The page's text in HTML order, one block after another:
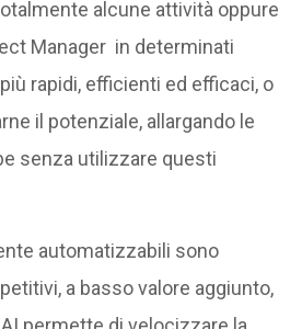
alcune attività oppure
Manager in determinati
rapidi, efficienti ed efficaci, o
il potenziale, allargando le
senza utilizzare questi
automatizzabili sono
a basso valore aggiunto,